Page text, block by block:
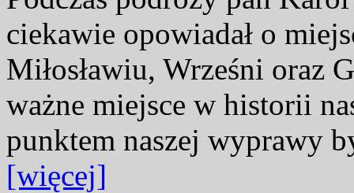
ciekawie opowiadał o
Miłosławiu, Wrześni oraz
ważne miejsce w historii
punktem naszej wyprawy
[więcej]